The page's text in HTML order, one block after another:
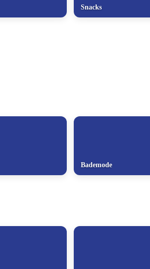
Snacks
Bademode